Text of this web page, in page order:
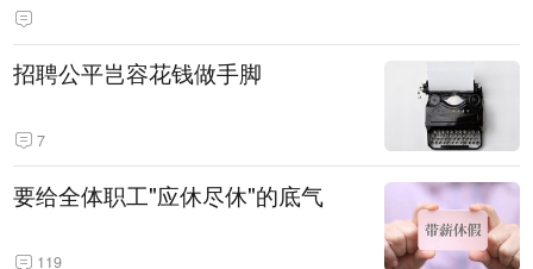
招聘公平岂容花钱做手脚
7
要给全体职工"应休尽休"的底气
119